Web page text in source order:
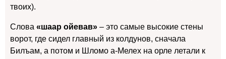
твоих).
Слова «шаар ойевав» – это самые высокие стены
ворот, где сидел главный из колдунов, сначала
Билъам, а потом и Шломо а-Мелех на орле летали к